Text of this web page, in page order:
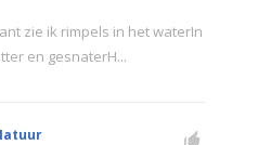
zie ik rimpels in het waterIn
en gesnaterH...